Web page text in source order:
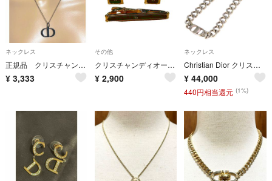
ネックレス
正規品 クリスチャンディオール dior チャーム 黒 ネックレス
¥ 3,333
その他
クリスチャンディオール Christian Dior カフス タイピン セット
¥ 2,900
ネックレス
Christian Dior クリスチャンディオール CD アイコン チェーンリンク ネックレス チョーカー シルバー
¥ 44,000
440円相当還元 (1%)